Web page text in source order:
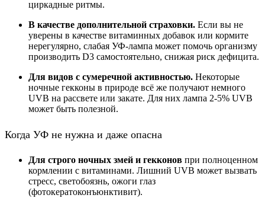
циркадные ритмы.
В качестве дополнительной страховки. Если вы не
уверены в качестве витаминных добавок или кормите
нерегулярно, слабая УФ-лампа может помочь организму
производить D3 самостоятельно, снижая риск дефицита.
Для видов с сумеречной активностью. Некоторые
ночные гекконы в природе всё же получают немного
UVB на рассвете или закате. Для них лампа 2-5% UVB
может быть полезной.
Когда УФ не нужна и даже опасна
Для строго ночных змей и гекконов при полноценном
кормлении с витаминами. Лишний UVB может вызвать
стресс, светобоязнь, ожоги глаз
(фотокератоконъюнктивит).